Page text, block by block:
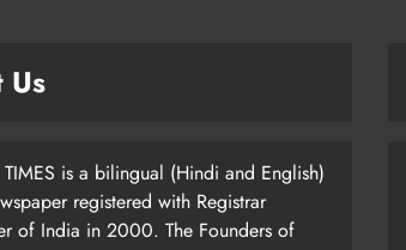
Us
is a bilingual (Hindi and English)
registered with Registrar
of India in 2000. The Founders of